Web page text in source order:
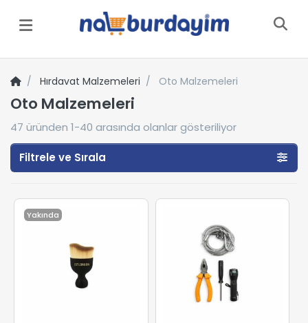
Menü
Hırdavat Malzemeleri Oto Malzemeleri
Oto Malzemeleri
47 üründen 1-40 arasında olanlar gösteriliyor
Filtrele ve Sırala
Yakında